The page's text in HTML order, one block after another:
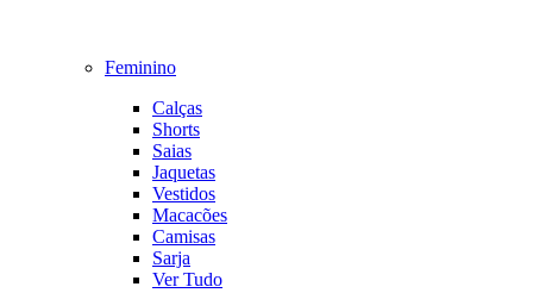
Feminino
Calças
Shorts
Saias
Jaquetas
Vestidos
Macacões
Camisas
Sarja
Ver Tudo